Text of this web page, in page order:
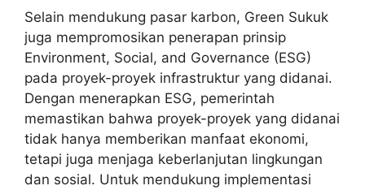
Selain mendukung pasar karbon, Green Sukuk
juga mempromosikan penerapan prinsip
Environment, Social, and Governance (ESG)
pada proyek-proyek infrastruktur yang didanai.
Dengan menerapkan ESG, pemerintah
memastikan bahwa proyek-proyek yang didanai
tidak hanya memberikan manfaat ekonomi,
tetapi juga menjaga keberlanjutan lingkungan
dan sosial. Untuk mendukung implementasi